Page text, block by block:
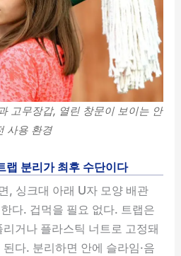
고무장갑, 열린 창문이 보이는 안
사용 환경
랩 분리가 최후 수단이다
, 싱크대 아래 U자 모양 배관
다. 겁먹을 필요 없다. 트랩은
거나 플라스틱 너트로 고정돼
다. 분리하면 안에 슬라임·음